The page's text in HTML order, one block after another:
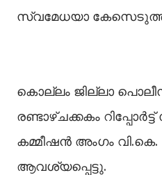
സ്വമേധയാ
കൊല്ലം ജില്ലാ
രണ്ടാഴ്ചക്കകം
കമ്മീഷൻ അംഗം വി.കെ.
ആവശ്യപ്പെട്ടു.